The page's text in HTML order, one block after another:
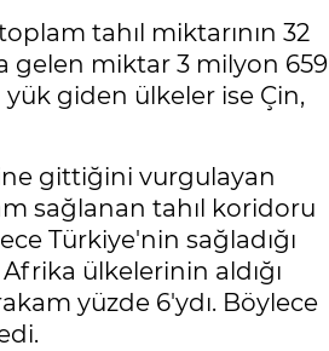
tahıl miktarının 32
gelen miktar 3 milyon 659
giden ülkeler ise Çin,
gittiğini vurgulayan
sağlanan tahıl koridoru
Türkiye'nin sağladığı
ülkelerinin aldığı
yüzde 6'ydı. Böylece